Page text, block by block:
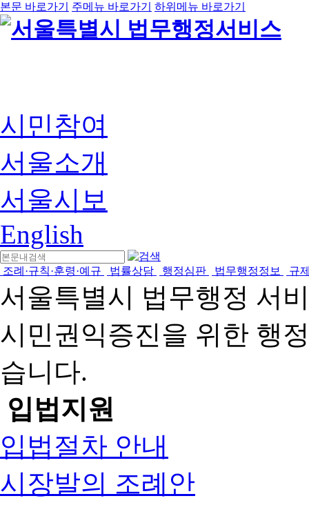
본문 바로가기 주메뉴 바로가기 하위메뉴 바로가기
시민참여
서울소개
서울시보
English
조례·규칙·훈령·예규 법률상담 행정심판 법무행정정보 규
서울특별시 법무행정 서
시민권익증진을 위한 행
습니다.
입법지원
입법절차 안내
시장발의 조례안